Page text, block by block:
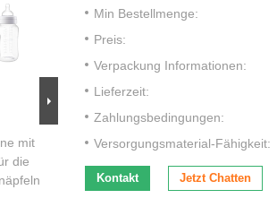
mit
die
Min Bestellmenge:
Preis:
Verpackung Informationen:
Lieferzeit:
Zahlungsbedingungen:
Versorgungsmaterial-Fähigkeit:
Kontakt Jetzt Chatten